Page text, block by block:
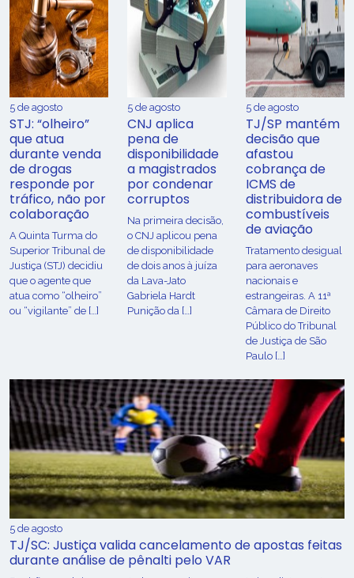
5 de agosto
STJ: “olheiro”
que atua
durante venda
de drogas
responde por
tráfico, não por
colaboração
A Quinta Turma do
Superior Tribunal de
Justiça (STJ) decidiu
que o agente que
atua como “olheiro”
ou “vigilante” de […]
5 de agosto
CNJ aplica
pena de
disponibilidade
a magistrados
por condenar
corruptos
Na primeira decisão,
o CNJ aplicou pena
de disponibilidade
de dois anos à juíza
da Lava-Jato
Gabriela Hardt
Punição da […]
5 de agosto
TJ/SP mantém
decisão que
afastou
cobrança de
ICMS de
distribuidora de
combustíveis
de aviação
Tratamento desigual
para aeronaves
nacionais e
estrangeiras. A 11ª
Câmara de Direito
Público do Tribunal
de Justiça de São
Paulo […]
5 de agosto
TJ/SC: Justiça valida cancelamento de apostas feitas
durante análise de pênalti pelo VAR